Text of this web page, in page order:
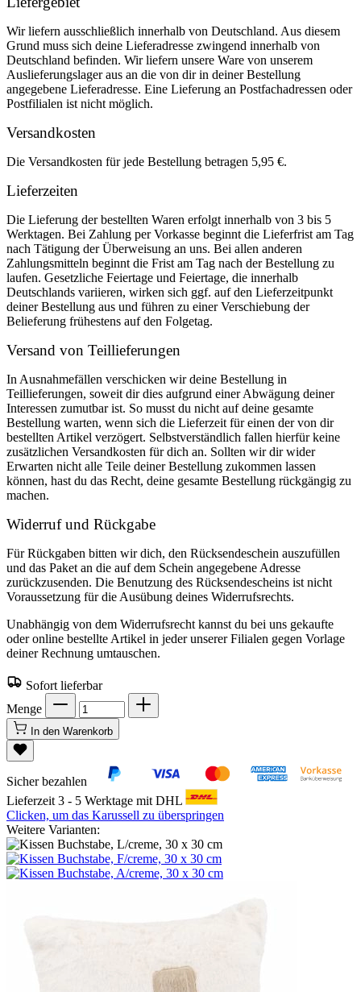
Wir liefern ausschließlich innerhalb von Deutschland. Aus diesem
Grund muss sich deine Lieferadresse zwingend innerhalb von
Deutschland befinden. Wir liefern unsere Ware von unserem
Auslieferungslager aus an die von dir in deiner Bestellung
angegebene Lieferadresse. Eine Lieferung an Postfachadressen oder
Postfilialen ist nicht möglich.
Versandkosten
Die Versandkosten für jede Bestellung betragen 5,95 €.
Lieferzeiten
Die Lieferung der bestellten Waren erfolgt innerhalb von 3 bis 5
Werktagen. Bei Zahlung per Vorkasse beginnt die Lieferfrist am Tag
nach Tätigung der Überweisung an uns. Bei allen anderen
Zahlungsmitteln beginnt die Frist am Tag nach der Bestellung zu
laufen. Gesetzliche Feiertage und Feiertage, die innerhalb
Deutschlands variieren, wirken sich ggf. auf den Lieferzeitpunkt
deiner Bestellung aus und führen zu einer Verschiebung der
Belieferung frühestens auf den Folgetag.
Versand von Teillieferungen
In Ausnahmefällen verschicken wir deine Bestellung in
Teillieferungen, soweit dir dies aufgrund einer Abwägung deiner
Interessen zumutbar ist. So musst du nicht auf deine gesamte
Bestellung warten, wenn sich die Lieferzeit für einen der von dir
bestellten Artikel verzögert. Selbstverständlich fallen hierfür keine
zusätzlichen Versandkosten für dich an. Sollten wir dir wider
Erwarten nicht alle Teile deiner Bestellung zukommen lassen
können, hast du das Recht, deine gesamte Bestellung rückgängig zu
machen.
Widerruf und Rückgabe
Für Rückgaben bitten wir dich, den Rücksendeschein auszufüllen
und das Paket an die auf dem Schein angegebene Adresse
zurückzusenden. Die Benutzung des Rücksendescheins ist nicht
Voraussetzung für die Ausübung deines Widerrufsrechts.
Unabhängig von dem Widerrufsrecht kannst du bei uns gekaufte
oder online bestellte Artikel in jeder unserer Filialen gegen Vorlage
deiner Rechnung umtauschen.
Sofort lieferbar
Menge
In den Warenkorb
Sicher bezahlen
Lieferzeit 3 - 5 Werktage mit DHL
Clicken, um das Karussell zu überspringen
Weitere Varianten: